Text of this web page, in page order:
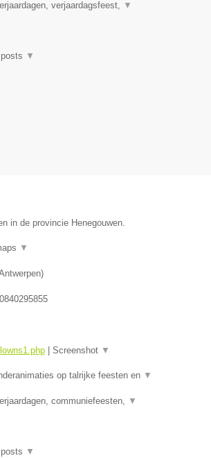
verjaardagsfeest, ▼
▼
in de provincie Henegouwen.
▼
)
| Screenshot ▼
op talrijke feesten en ▼
communiefeesten, ▼
▼